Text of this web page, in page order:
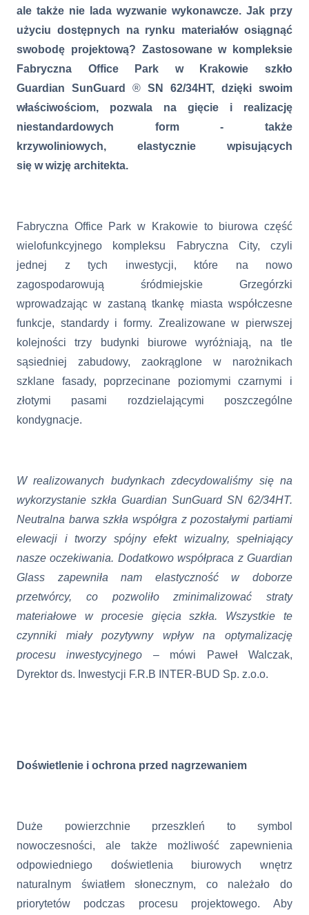
Fabryczna Office Park w Krakowie - architektura bez kantów
ale także nie lada wyzwanie wykonawcze. Jak przy
użyciu dostępnych na rynku materiałów osiągnąć
swobodę projektową? Zastosowane w kompleksie
Fabryczna Office Park w Krakowie szkło
Guardian SunGuard ® SN 62/34HT, dzięki swoim
właściwościom, pozwala na gięcie i realizację
niestandardowych form - także
krzywoliniowych, elastycznie wpisujących
się w wizję architekta.
Fabryczna Office Park w Krakowie to biurowa część
wielofunkcyjnego kompleksu Fabryczna City, czyli
jednej z tych inwestycji, które na nowo
zagospodarowują śródmiejskie Grzegórzki
wprowadzając w zastaną tkankę miasta współczesne
funkcje, standardy i formy. Zrealizowane w pierwszej
kolejności trzy budynki biurowe wyróżniają, na tle
sąsiedniej zabudowy, zaokrąglone w narożnikach
szklane fasady, poprzecinane poziomymi czarnymi i
złotymi pasami rozdzielającymi poszczególne
kondygnacje.
W realizowanych budynkach zdecydowaliśmy się na
wykorzystanie szkła Guardian SunGuardSN 62/34HT.
Neutralna barwa szkła współgra z pozostałymi partiami
elewacji i tworzy spójny efekt wizualny, spełniający
nasze oczekiwania. Dodatkowo współpraca z Guardian
Glass zapewniła nam elastyczność w doborze
przetwórcy, co pozwoliło zminimalizować straty
materiałowe w procesie gięcia szkła. Wszystkie te
czynniki miały pozytywny wpływ na optymalizację
procesu inwestycyjnego – mówi Paweł Walczak,
Dyrektor ds. Inwestycji F.R.B INTER-BUD Sp. z.o.o.
Doświetlenie i ochrona przed nagrzewaniem
Duże powierzchnie przeszkleń to symbol
nowoczesności, ale także możliwość zapewnienia
odpowiedniego doświetlenia biurowych wnętrz
naturalnym światłem słonecznym, co należało do
priorytetów podczas procesu projektowego. Aby